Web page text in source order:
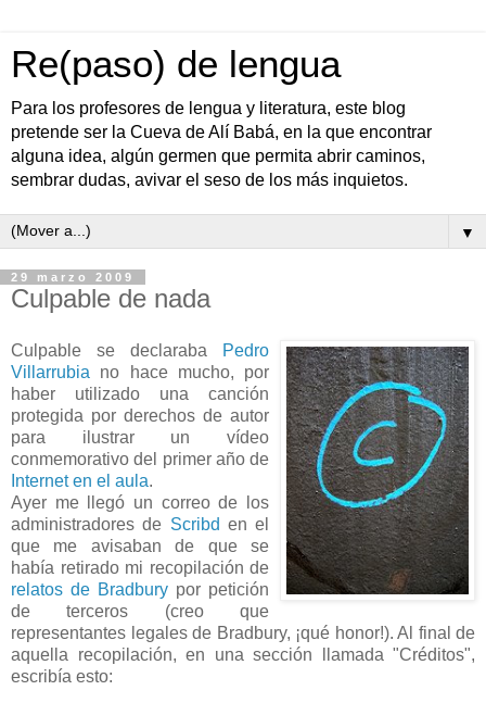
Re(paso) de lengua
Para los profesores de lengua y literatura, este blog
pretende ser la Cueva de Alí Babá, en la que encontrar
alguna idea, algún germen que permita abrir caminos,
sembrar dudas, avivar el seso de los más inquietos.
▼
29 marzo 2009
Culpable de nada
Culpable se declaraba
Pedro
Villarrubia no hace mucho, por
haber utilizado una canción
protegida por derechos de autor
para ilustrar un vídeo
conmemorativo del primer año de
Internet en el aula.
Ayer me llegó un correo de los
administradores de Scribd en el
que me avisaban de que se
había retirado mi recopilación de
relatos de Bradbury por petición
de terceros (creo que
representantes legales de Bradbury, ¡qué honor!). Al final de
aquella recopilación, en una sección llamada "Créditos",
escribía esto: